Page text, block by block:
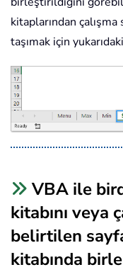
kitaplarından çalışma
taşımak için
VBA ile
kitabını veya
belirtilen
kitabında